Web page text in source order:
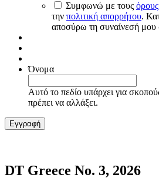
Συμφωνώ με τους όρους
την πολιτική απορρήτου.
αποσύρω τη συναίνεσή μου
Όνομα
Αυτό το πεδίο υπάρχει για
πρέπει να αλλάξει.
DT Greece No. 3, 2026